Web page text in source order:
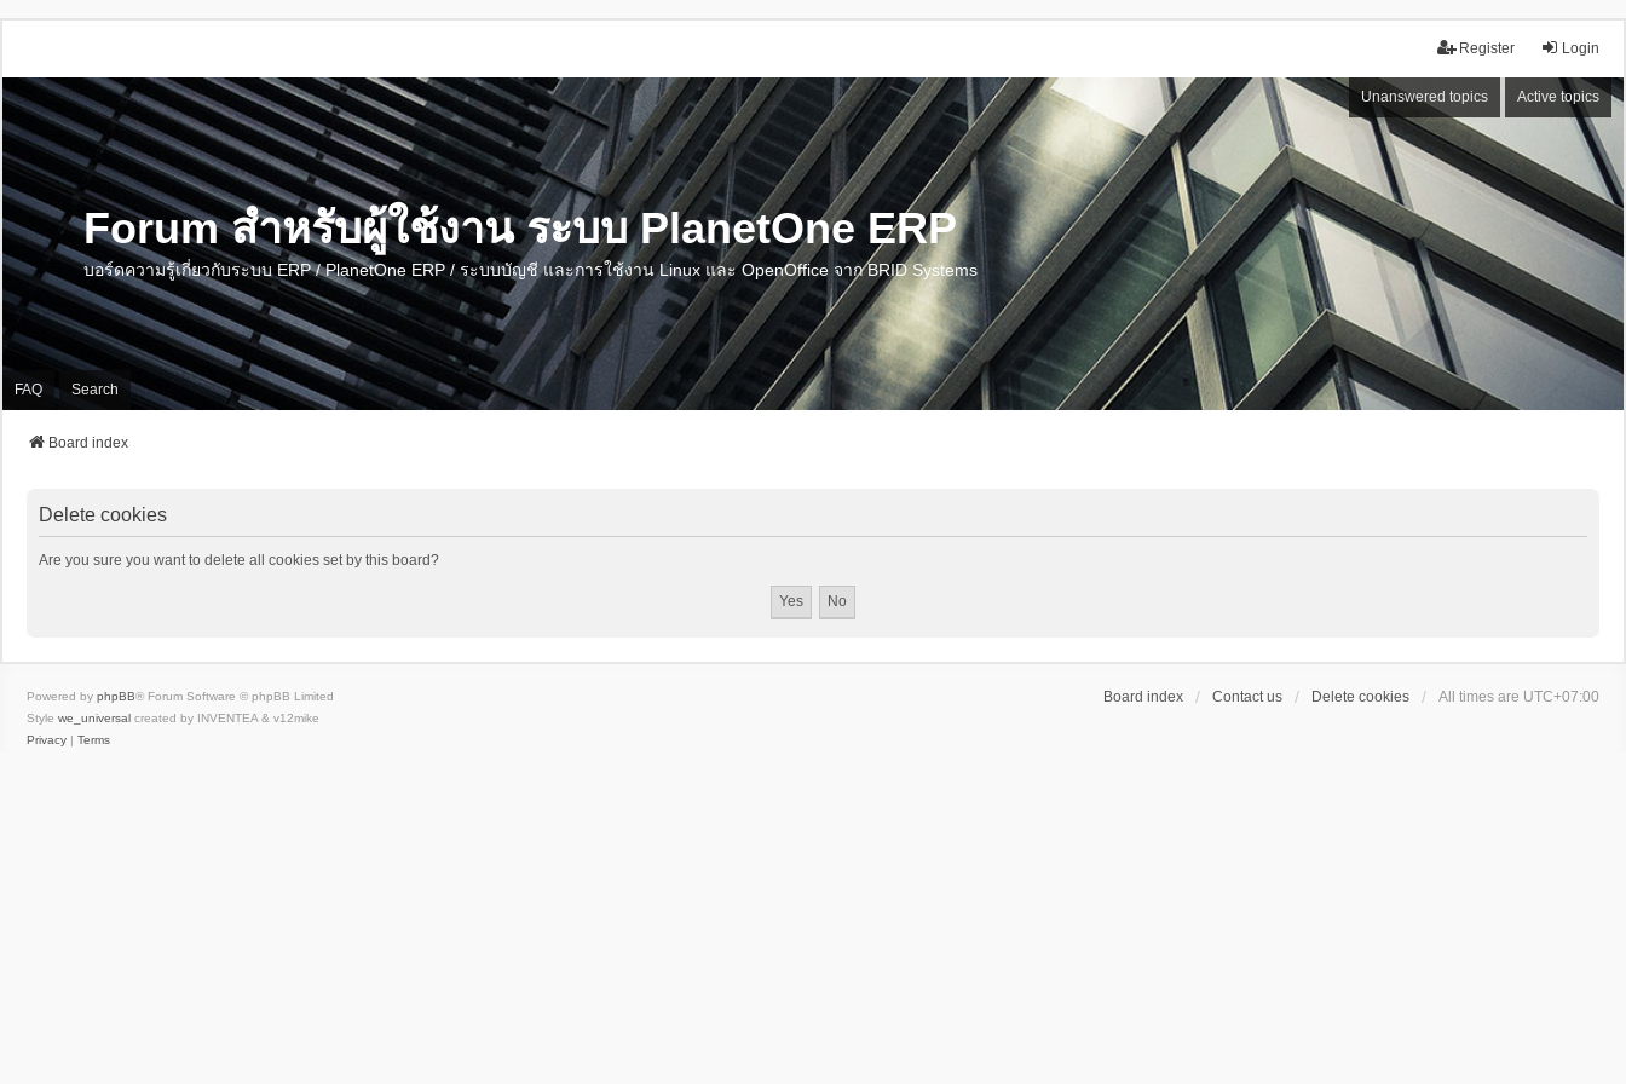
Login
Register
Unanswered topics Active topics
Forum สำหรับผู้ใช้งาน ระบบ PlanetOne ERP
บอร์ดความรู้เกี่ยวกับระบบ ERP / PlanetOne ERP / ระบบบัญชี และการใช้งาน Linux และ OpenOffice จาก BRID Systems
FAQ Search
Board index
Delete cookies
Are you sure you want to delete all cookies set by this board?
Board index Contact us Delete cookies All times are UTC+07:00
Powered by phpBB® Forum Software © phpBB Limited
Style we_universal created by INVENTEA & v12mike
Privacy | Terms